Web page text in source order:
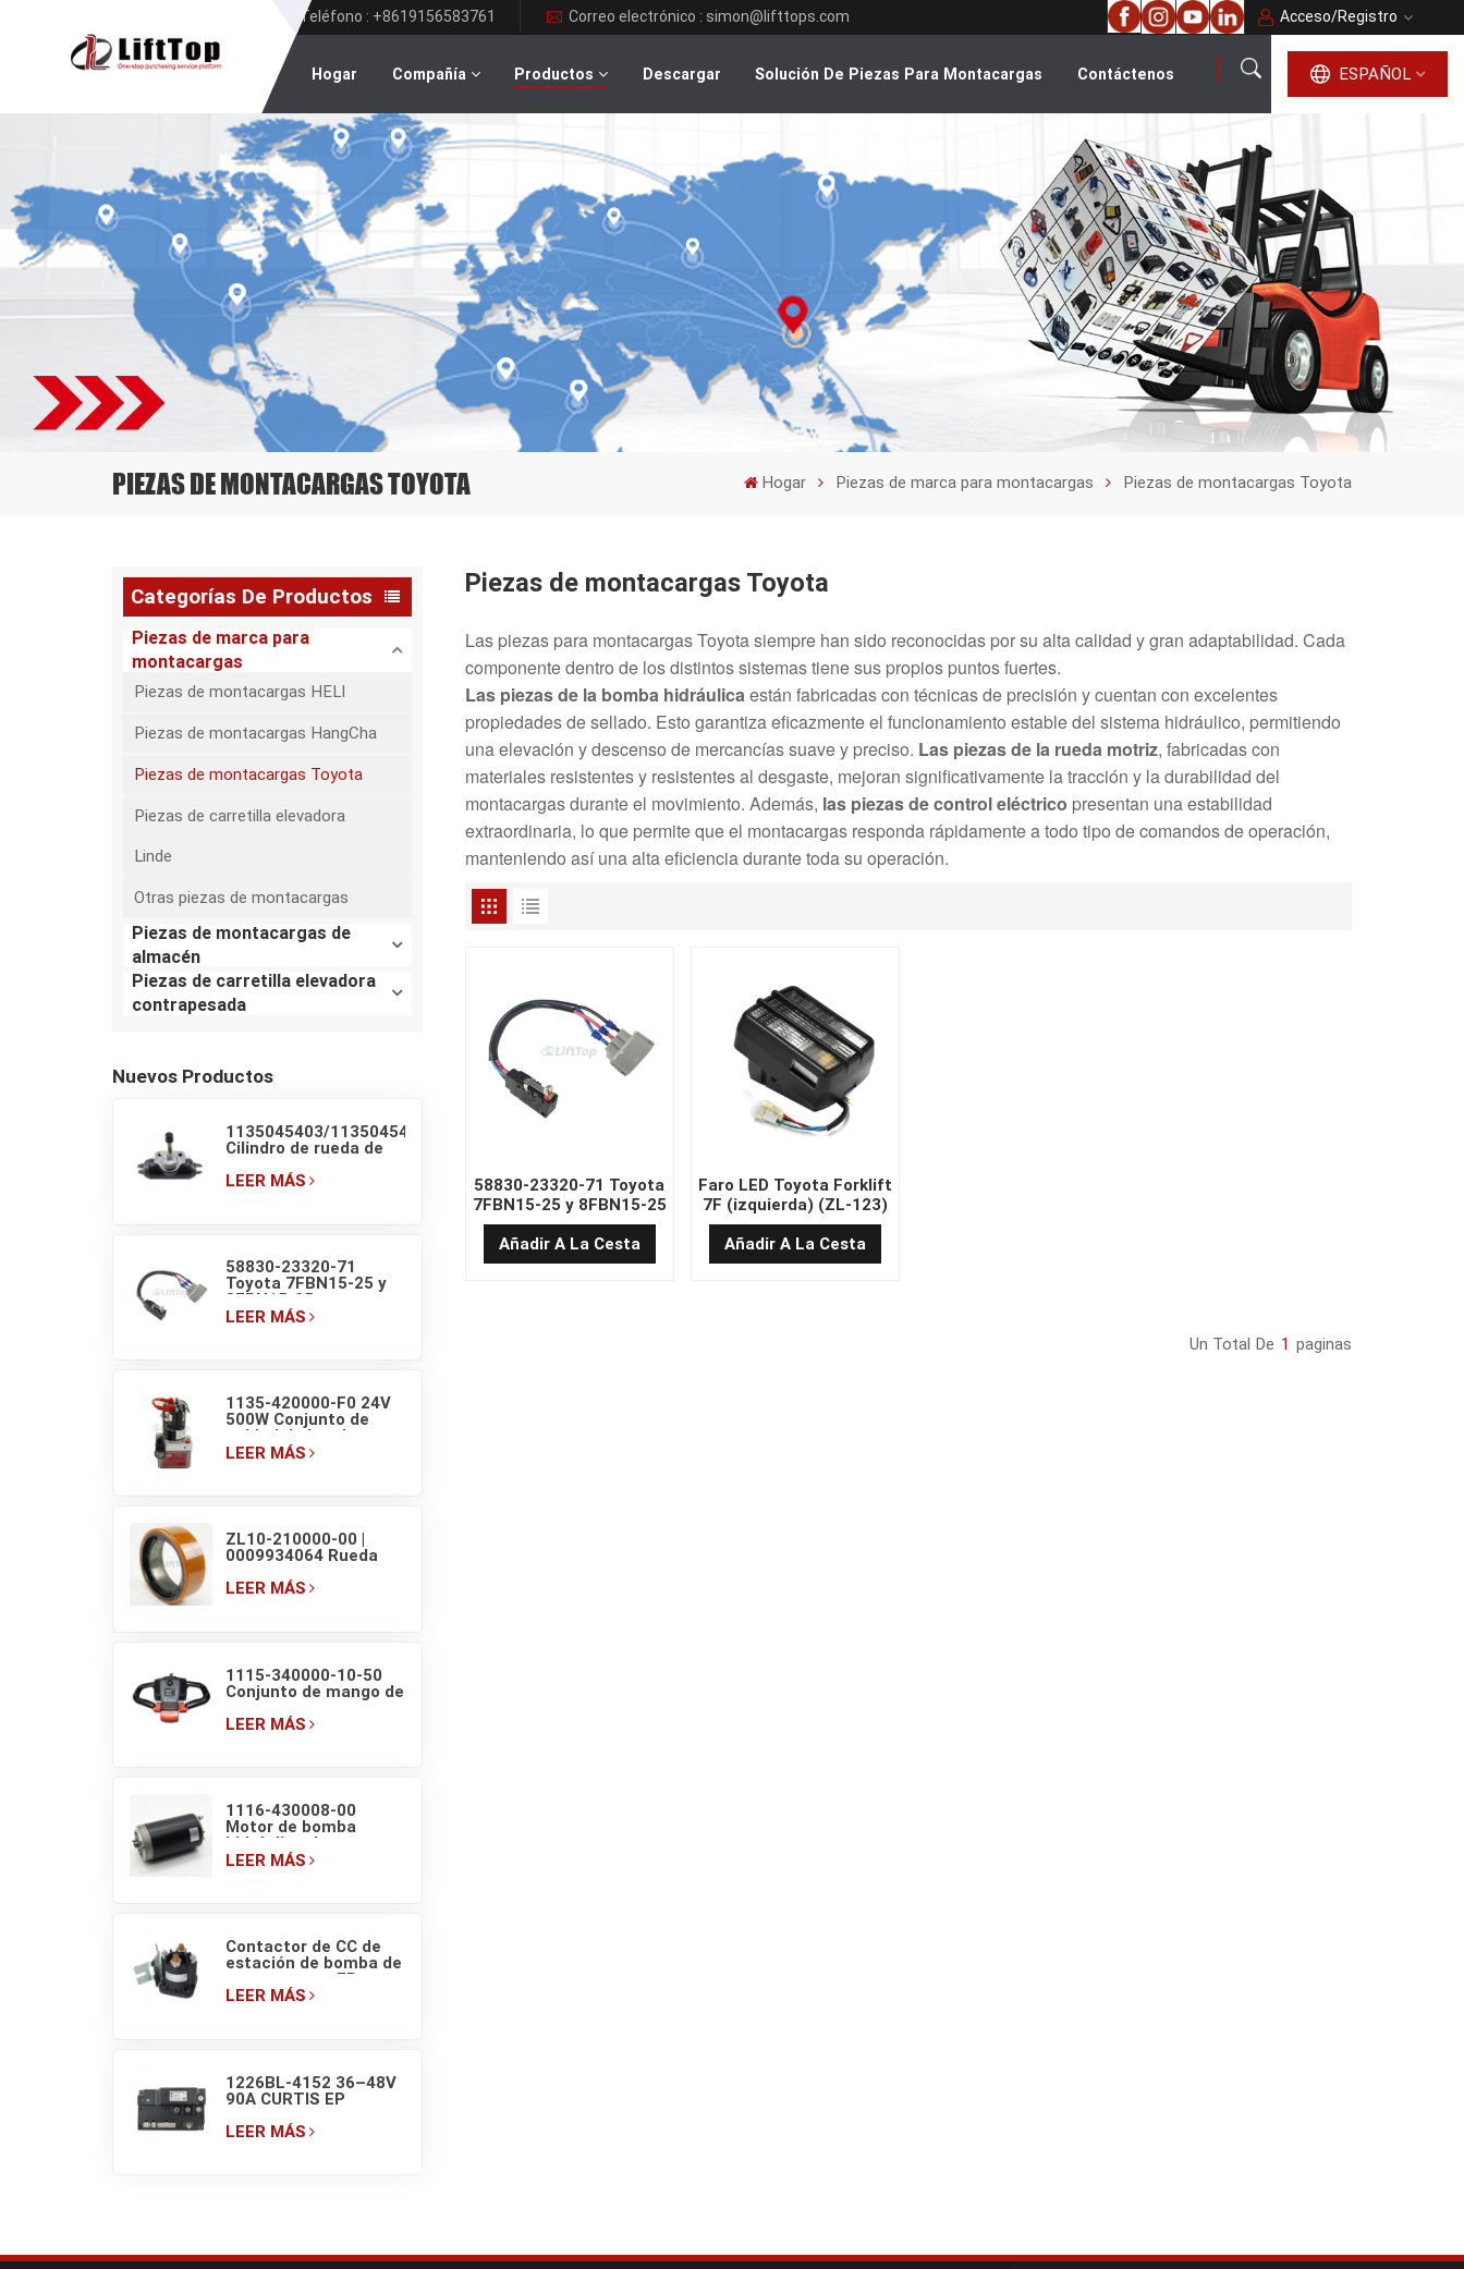
Teléfono : +8619156583761 Correo electrónico : simon@lifttops.com Acceso/Registro
Hogar Compañía Productos Descargar Solución De Piezas Para Montacargas Contáctenos ESPAÑOL
español
English
français
русский
português
العربية
PIEZAS DE MONTACARGAS TOYOTA Hogar Piezas de marca para montacargas Piezas de montacargas Toyota
Categorías De Productos
Piezas de marca para
montacargas
Piezas de montacargas HELI
Piezas de montacargas HangCha
Piezas de montacargas Toyota
Piezas de carretilla elevadora
Linde
Otras piezas de montacargas
Piezas de montacargas de
almacén
Piezas de carretilla elevadora
contrapesada
Nuevos Productos
1135045403/1135045405
Cilindro de rueda de
carretilla retráctil
LEER MÁS
58830-23320-71
Toyota 7FBN15-25 y
8FBN15-25
Microinterruptor de
LEER MÁS
1135-420000-F0 24V
500W Conjunto de
unidad de bomba
hidráulica EP F4 para
LEER MÁS
ZL10-210000-00 |
0009934064 Rueda
transpaleta eléctrica
LEER MÁS
1115-340000-10-50
Conjunto de mango de
interruptores de
LEER MÁS
1116-430008-00
Motor de bomba
hidráulica de
transpaleta eléctrica
LEER MÁS
Contactor de CC de
estación de bomba de
montacargas EP
EPT20-ET ZDJ 4801
LEER MÁS
1226BL-4152 36–48V
90A CURTIS EP
montacargas
LEER MÁS
Piezas de montacargas Toyota
Las piezas para montacargas Toyota siempre han sido reconocidas por su alta calidad y gran adaptabilidad. Cada
componente dentro de los distintos sistemas tiene sus propios puntos fuertes.
Las piezas de la bomba hidráulicaestán fabricadas con técnicas de precisión y cuentan con excelentes
propiedades de sellado. Esto garantiza eficazmente el funcionamiento estable del sistema hidráulico, permitiendo
una elevación y descenso de mercancías suave y preciso. Las piezas de la rueda motriz, fabricadas con
materiales resistentes y resistentes al desgaste, mejoran significativamente la tracción y la durabilidad del
montacargas durante el movimiento. Además, las piezas de control eléctrico presentan una estabilidad
extraordinaria, lo que permite que el montacargas responda rápidamente a todo tipo de comandos de operación,
manteniendo así una alta eficiencia durante toda su operación.
58830-23320-71 Toyota
7FBN15-25 y 8FBN15-25
Microinterruptor de luz
de freno de carretilla
elevadora
Añadir A La Cesta
Faro LED Toyota Forklift
7F (izquierda) (ZL-123)
de alta calidad
Añadir A La Cesta
Un Total De 1 Paginas